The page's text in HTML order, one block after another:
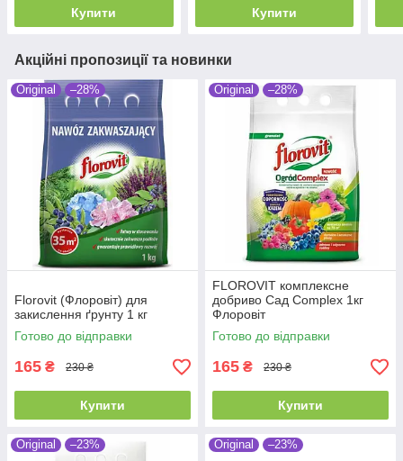
Купити Купити
Акційні пропозиції та новинки
Original –28%
Florovit (Флоровіт) для
закислення ґрунту 1 кг
Готово до відправки
165 ₴ 230 ₴
Купити
Original –28%
FLOROVIT комплексне
добриво Сад Complex 1кг
Флоровіт
Готово до відправки
165 ₴ 230 ₴
Купити
Original –23% Original –23%